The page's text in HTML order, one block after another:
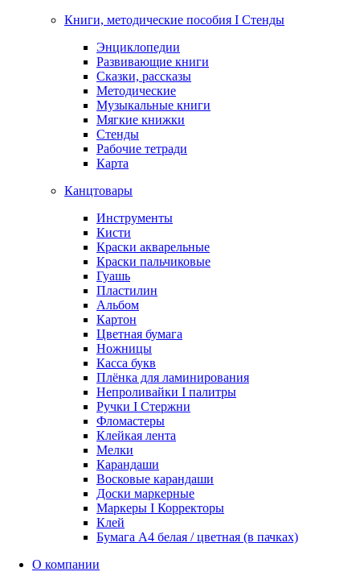
Книги, методические пособия I Стенды
Энциклопедии
Развивающие книги
Сказки, рассказы
Методические
Музыкальные книги
Мягкие книжки
Стенды
Рабочие тетради
Карта
Канцтовары
Инструменты
Кисти
Краски акварельные
Краски пальчиковые
Гуашь
Пластилин
Альбом
Картон
Цветная бумага
Ножницы
Касса букв
Плёнка для ламинирования
Непроливайки I палитры
Ручки I Стержни
Фломастеры
Клейкая лента
Мелки
Карандаши
Восковые карандаши
Доски маркерные
Маркеры I Корректоры
Клей
Бумага А4 белая / цветная (в пачках)
О компании